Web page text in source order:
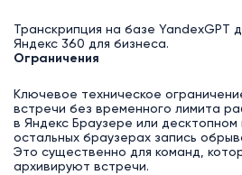
Транскрипция на базе YandexGPT
Яндекс 360 для бизнеса.
Ограничения
Ключевое техническое
встречи без временного лимита
в Яндекс Браузере или десктопном
остальных браузерах запись
Это существенно для команд,
архивируют встречи.